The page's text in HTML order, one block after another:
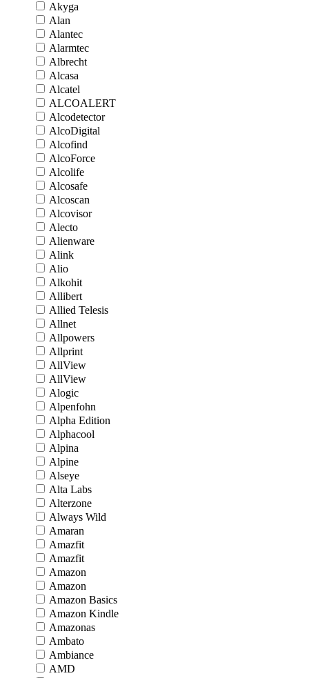
Akyga
Alan
Alantec
Alarmtec
Albrecht
Alcasa
Alcatel
ALCOALERT
Alcodetector
AlcoDigital
Alcofind
AlcoForce
Alcolife
Alcosafe
Alcoscan
Alcovisor
Alecto
Alienware
Alink
Alio
Alkohit
Allibert
Allied Telesis
Allnet
Allpowers
Allprint
AllView
AllView
Alogic
Alpenfohn
Alpha Edition
Alphacool
Alpina
Alpine
Alseye
Alta Labs
Alterzone
Always Wild
Amaran
Amazfit
Amazfit
Amazon
Amazon
Amazon Basics
Amazon Kindle
Amazonas
Ambato
Ambiance
AMD